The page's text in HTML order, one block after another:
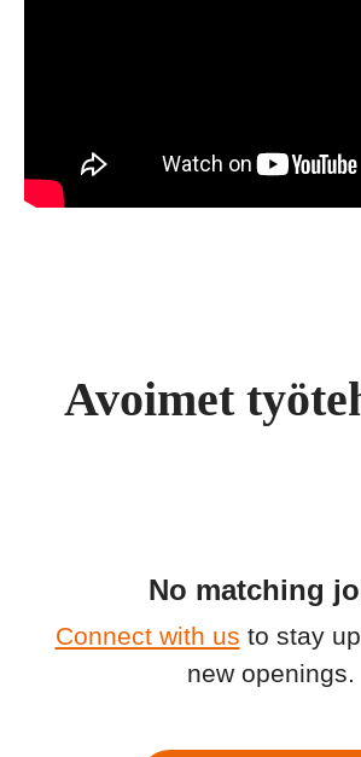
Avoimet
No matching
Connect with us to stay
new openings.